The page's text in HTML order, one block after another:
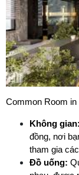
Common Room
Không gian:
đồng, nơi
tham gia
Đồ uống: